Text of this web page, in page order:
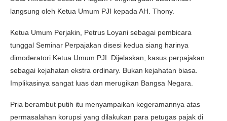
langsung oleh Ketua Umum PJI kepada AH. Thony.
Ketua Umum Perjakin, Petrus Loyani sebagai pembicara
tunggal Seminar Perpajakan disesi kedua siang harinya
dimoderatori Ketua Umum PJI. Dijelaskan, kasus perpajakan
sebagai kejahatan ekstra ordinary. Bukan kejahatan biasa.
Implikasinya sangat luas dan merugikan Bangsa Negara.
Pria berambut putih itu menyampaikan kegeramannya atas
permasalahan korupsi yang dilakukan para petugas pajak di